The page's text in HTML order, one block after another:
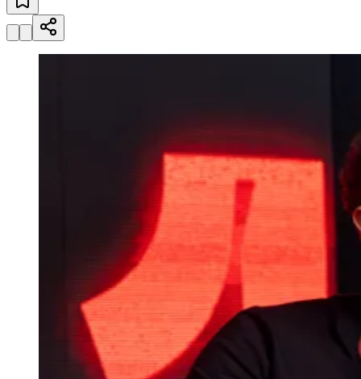
Namorados
ZanagaMathiensen
PaulistanoQuilombo
Para Sua Empresa
Agenda de Vestibulares
Panorama Econômico
Panorama Econômico
Para Sua Empresa
Anuncie no Portal
Verificar EmpresaNovo